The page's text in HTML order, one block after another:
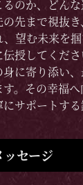
のか、どん
先まで視抜
望む未来を
授してくださ
に寄り添い
。その幸福
サポートする
セージ